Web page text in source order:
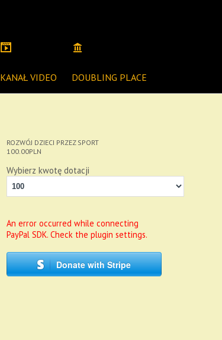
KANAŁ VIDEO DOUBLING PLACE
ROZWÓJ DZIECI PRZEZ SPORT
100.00PLN
Wybierz kwotę dotacji
An error occurred while connecting
PayPal SDK. Check the plugin settings.
Donate with Stripe